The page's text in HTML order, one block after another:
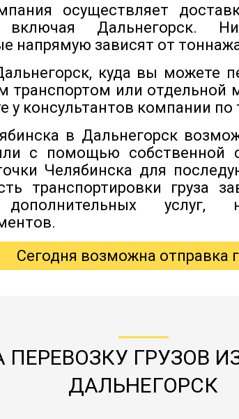
осуществляет
включая Дальнегорск.
напрямую зависят от
куда вы можете
транспортом или отдельной
у консультантов компании
в Дальнегорск
с помощью собственной
Челябинска для
транспортировки груза
услуг,
Сегодня возможна отправка
ГРУЗОВ
ДАЛЬНЕГОРСК